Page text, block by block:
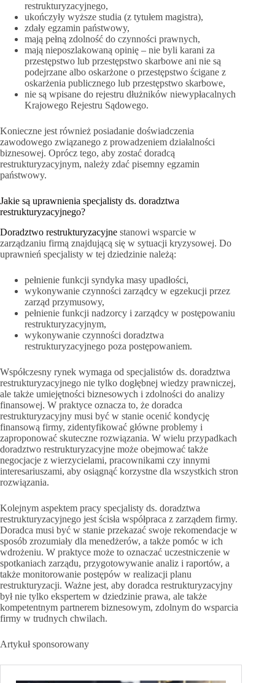
restrukturyzacyjnego,
ukończyły wyższe studia (z tytułem magistra),
zdały egzamin państwowy,
mają pełną zdolność do czynności prawnych,
mają nieposzlakowaną opinię – nie byli karani za
przestępstwo lub przestępstwo skarbowe ani nie są
podejrzane albo oskarżone o przestępstwo ścigane z
oskarżenia publicznego lub przestępstwo skarbowe,
nie są wpisane do rejestru dłużników niewypłacalnych
Krajowego Rejestru Sądowego.
Konieczne jest również posiadanie doświadczenia
zawodowego związanego z prowadzeniem działalności
biznesowej. Oprócz tego, aby zostać doradcą
restrukturyzacyjnym, należy zdać pisemny egzamin
państwowy.
Jakie są uprawnienia specjalisty ds. doradztwa
restrukturyzacyjnego?
Doradztwo restrukturyzacyjne stanowi wsparcie w
zarządzaniu firmą znajdującą się w sytuacji kryzysowej. Do
uprawnień specjalisty w tej dziedzinie należą:
pełnienie funkcji syndyka masy upadłości,
wykonywanie czynności zarządcy w egzekucji przez
zarząd przymusowy,
pełnienie funkcji nadzorcy i zarządcy w postępowaniu
restrukturyzacyjnym,
wykonywanie czynności doradztwa
restrukturyzacyjnego poza postępowaniem.
Współczesny rynek wymaga od specjalistów ds. doradztwa
restrukturyzacyjnego nie tylko dogłębnej wiedzy prawniczej,
ale także umiejętności biznesowych i zdolności do analizy
finansowej. W praktyce oznacza to, że doradca
restrukturyzacyjny musi być w stanie ocenić kondycję
finansową firmy, zidentyfikować główne problemy i
zaproponować skuteczne rozwiązania. W wielu przypadkach
doradztwo restrukturyzacyjne może obejmować także
negocjacje z wierzycielami, pracownikami czy innymi
interesariuszami, aby osiągnąć korzystne dla wszystkich stron
rozwiązania.
Kolejnym aspektem pracy specjalisty ds. doradztwa
restrukturyzacyjnego jest ścisła współpraca z zarządem firmy.
Doradca musi być w stanie przekazać swoje rekomendacje w
sposób zrozumiały dla menedżerów, a także pomóc w ich
wdrożeniu. W praktyce może to oznaczać uczestniczenie w
spotkaniach zarządu, przygotowywanie analiz i raportów, a
także monitorowanie postępów w realizacji planu
restrukturyzacji. Ważne jest, aby doradca restrukturyzacyjny
był nie tylko ekspertem w dziedzinie prawa, ale także
kompetentnym partnerem biznesowym, zdolnym do wsparcia
firmy w trudnych chwilach.
Artykuł sponsorowany